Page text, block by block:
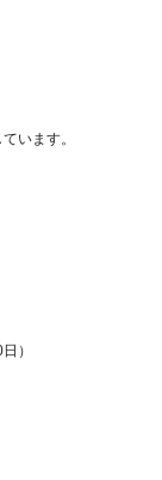
います。
）